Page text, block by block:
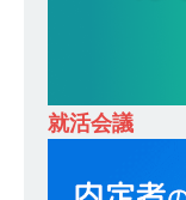
就活会議